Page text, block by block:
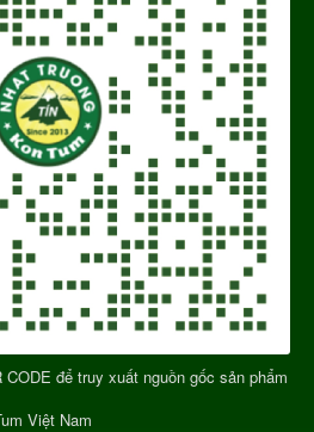
để truy xuất nguồn gốc sản phẩm
Việt Nam